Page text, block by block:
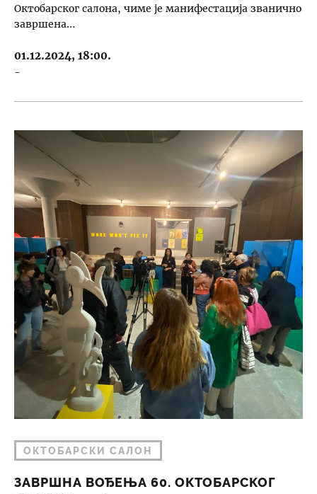
Октобарског салона, чиме је манифестација званично
завршена…
01.12.2024, 18:00.
-
ОКТОБАРСКИ САЛОН
ЗАВРШНА ВОЂЕЊА 60. ОКТОБАРСКОГ